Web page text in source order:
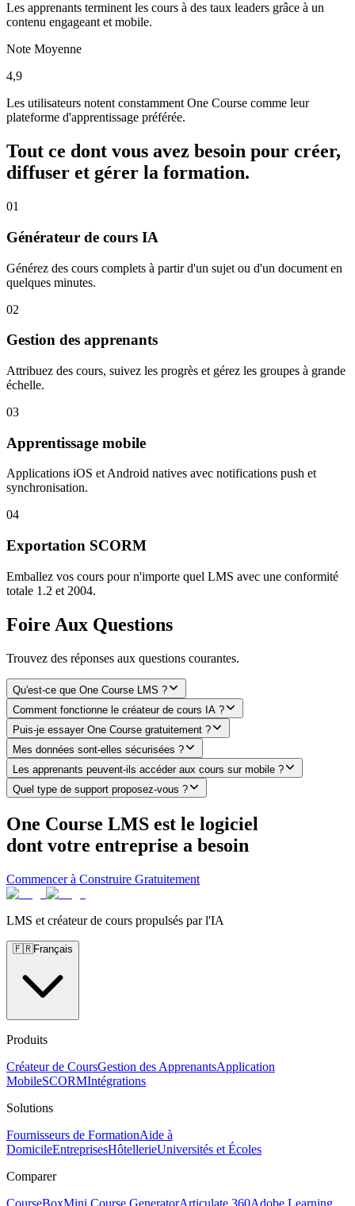
Les apprenants terminent les cours à des taux leaders grâce à un
contenu engageant et mobile.
Note Moyenne
4,9
Les utilisateurs notent constamment One Course comme leur
plateforme d'apprentissage préférée.
Tout ce dont vous avez besoin pour créer,
diffuser et gérer la formation.
01
Générateur de cours IA
Générez des cours complets à partir d'un sujet ou d'un document en
quelques minutes.
02
Gestion des apprenants
Attribuez des cours, suivez les progrès et gérez les groupes à grande
échelle.
03
Apprentissage mobile
Applications iOS et Android natives avec notifications push et
synchronisation.
04
Exportation SCORM
Emballez vos cours pour n'importe quel LMS avec une conformité
totale 1.2 et 2004.
Foire Aux Questions
Trouvez des réponses aux questions courantes.
Qu'est-ce que One Course LMS ?
Comment fonctionne le créateur de cours IA ?
Puis-je essayer One Course gratuitement ?
Mes données sont-elles sécurisées ?
Les apprenants peuvent-ils accéder aux cours sur mobile ?
Quel type de support proposez-vous ?
One Course LMS est le logiciel
dont votre entreprise a besoin
Commencer à Construire Gratuitement
LMS et créateur de cours propulsés par l'IA
🇫🇷Français
Produits
Créateur de CoursGestion des ApprenantsApplication
MobileSCORMIntégrations
Solutions
Fournisseurs de FormationAide à
DomicileEntreprisesHôtellerieUniversités et Écoles
Comparer
CourseBoxMini Course GeneratorArticulate 360Adobe Learning